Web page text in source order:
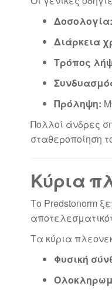
Δοσολογία:
Διάρκεια
Τρόπος
Πρόληψη:
Πολλοί άνδρες
σταθεροποίηση
Κύρια
Το Predstonorm
Τα κύρια
Φυσική